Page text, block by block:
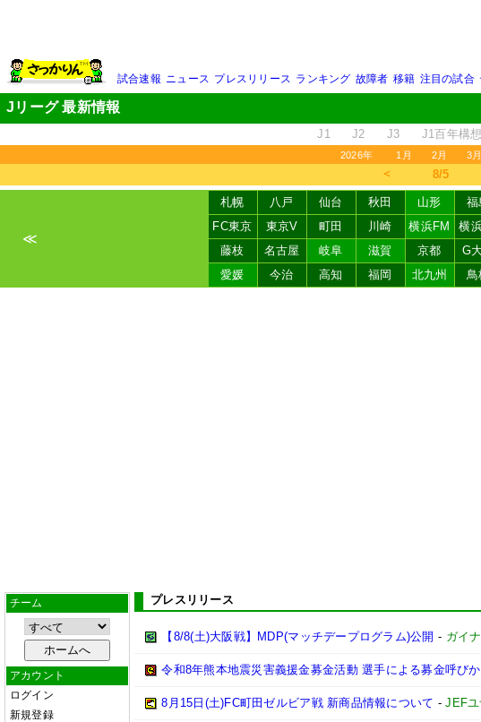
試合速報 ニュース プレスリリース ランキング 故障者 移籍 注目の試合
Jリーグ 最新情報
J1 J2 J3 J1百年構想
2026年 1月 2月 3月
＜ 8/5
≪
札幌 八戸 仙台 秋田 山形 福
FC東京
東京V 町田 川崎 横浜FM 横
藤枝
名古屋 岐阜 滋賀 京都 G
愛媛
今治 高知 福岡 北九州 鳥
チーム
アカウント
ログイン
新規登録
プレスリリース
【8/8(土)大阪戦】MDP(マッチデープログラム)公開 - ガイ
令和8年熊本地震災害義援金募金活動 選手による募金呼び
8月15日(土)FC町田ゼルビア戦 新商品情報について -JEF